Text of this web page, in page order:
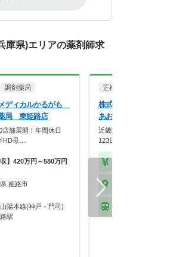
庫県)エリアの薬剤師求
調剤薬局
ディカルかるがも
局 東姫路店
店舗展開！年間休日
HD母…
収】420万円～580万円
姫路市
山陽本線(神戸－門司)
駅
正社員
株式会社メディカルかる
あおぞら薬局
近畿圏に90店舗展開！年間
123日×スギHD母…